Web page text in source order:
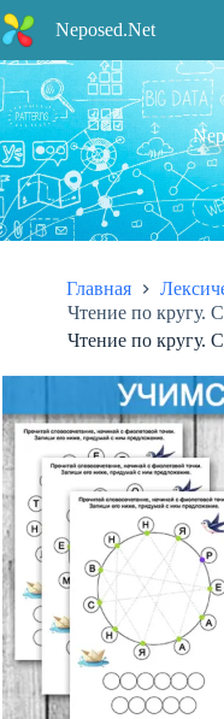
Перейти
к
сути
Neposed.Net
Главная
Чтение по кругу.
Чтение по кругу.